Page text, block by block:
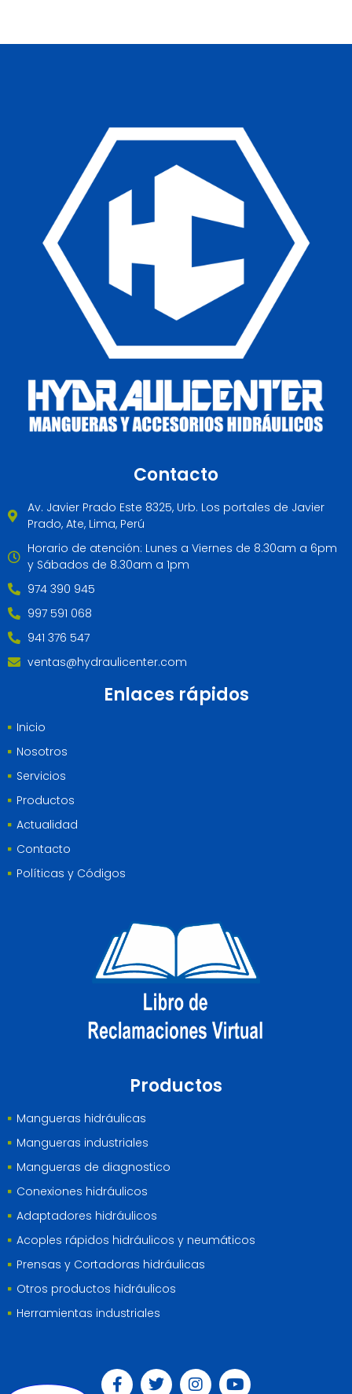
Contacto
Av. Javier Prado Este 8325, Urb. Los portales de Javier
Prado, Ate, Lima, Perú
Horario de atención: Lunes a Viernes de 8.30am a 6pm
y Sábados de 8.30am a 1pm
974 390 945
997 591 068
941 376 547
ventas@hydraulicenter.com
Enlaces rápidos
Inicio
Nosotros
Servicios
Productos
Actualidad
Contacto
Políticas y Códigos
Productos
Mangueras hidráulicas
Mangueras industriales
Mangueras de diagnostico
Conexiones hidráulicos
Adaptadores hidráulicos
Acoples rápidos hidráulicos y neumáticos
Prensas y Cortadoras hidráulicas
Otros productos hidráulicos
Herramientas industriales